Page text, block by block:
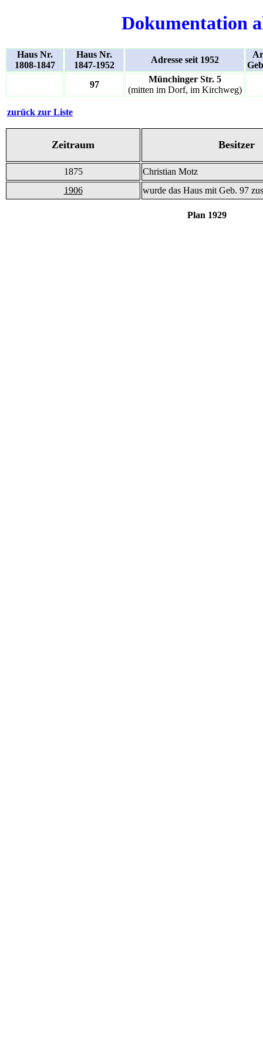
Dokumentation
Haus Nr.
1808-1847
Haus Nr.
1847-1952
Adresse seit 1952
97
Münchinger Str. 5
(mitten im Dorf, im Kirchweg)
zurück zur Liste
Zeitraum Besitzer
1875
Christian Motz
1906
wurde das Haus mit Geb. 97
Plan